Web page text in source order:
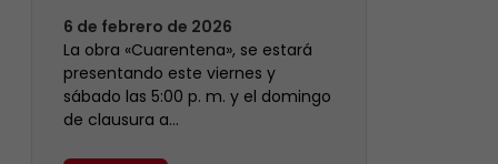
6 de febrero de 2026
La obra «Cuarentena», se estará
presentando este viernes y
sábado las 5:00 p. m. y el domingo
de clausura a…